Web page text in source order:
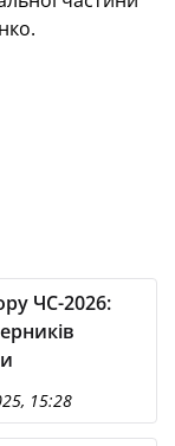
ЧС-2026:
15:28